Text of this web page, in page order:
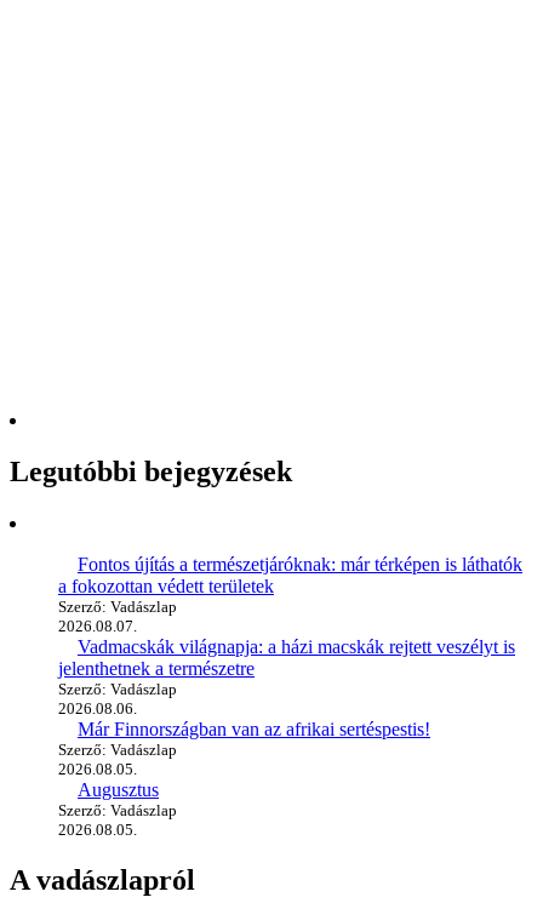
Legutóbbi bejegyzések
Fontos újítás a természetjáróknak: már térképen is láthatók
a fokozottan védett területek
Szerző: Vadászlap
2026.08.07.
Vadmacskák világnapja: a házi macskák rejtett veszélyt is
jelenthetnek a természetre
Szerző: Vadászlap
2026.08.06.
Már Finnországban van az afrikai sertéspestis!
Szerző: Vadászlap
2026.08.05.
Augusztus
Szerző: Vadászlap
2026.08.05.
A vadászlapról